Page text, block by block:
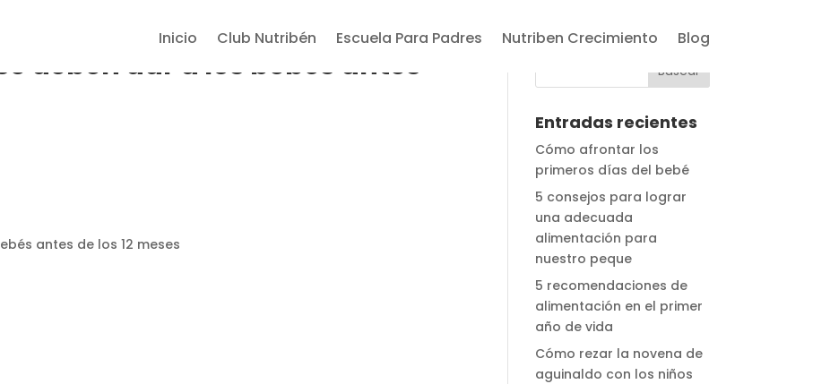
Inicio Club Nutribén Escuela Para Padres Nutriben Crecimiento Blog
deben dar a los bebés antes
antes de los 12 meses
Entradas recientes
Cómo afrontar los
primeros días del bebé
5 consejos para lograr
una adecuada
alimentación para
nuestro peque
5 recomendaciones de
alimentación en el primer
año de vida
Cómo rezar la novena de
aguinaldo con los niños